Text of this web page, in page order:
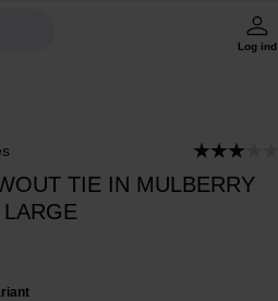
Log ind
TIE IN MULBERRY